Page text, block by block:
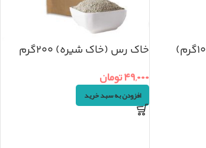
خاک رس (خاک شیره) ۲۰۰گرم
۴۹,۰۰۰تومان
افزودن به سبد خرید